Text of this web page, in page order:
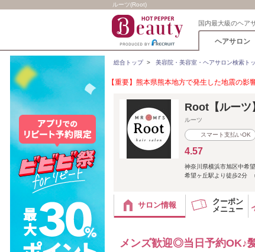
ルーツ(Root)
国内最大級のヘア
ヘアサロン
総合トップ> 美容院・美容室・ヘアサロン検索ト
【重要】熊本県熊本地方で発生した地震の
Root【ルーツ
ルーツ
スマート支払いOK
4.57
神奈川県横浜市旭区中希
希望ヶ丘駅より徒歩2分
サロン情報
クーポン
メニュー
メンズ歓迎◎当日予約OK♪